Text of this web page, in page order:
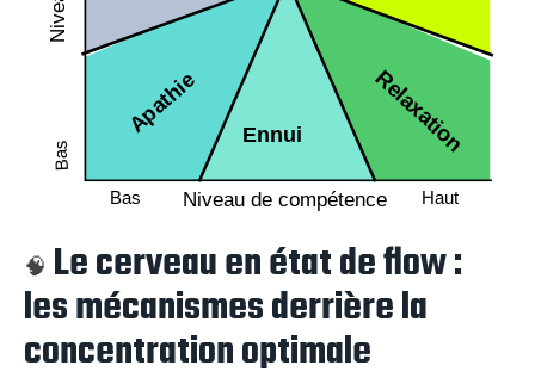
🧠 Le cerveau en état de flow :
les mécanismes derrière la
concentration optimale